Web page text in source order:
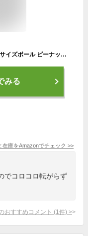
WENDETAIMEI ヨガ バランスボール エクササイズボール ピーナッツボール ジム リハビリ ダイエット フィットネス 空気入れ付き 初心者 子供 年上 犬 自宅 ({type=string, value=ピンク})
みる
在庫をAmazonでチェック >>
でコロコロ転がらず
おすすめコメント (1 件) >